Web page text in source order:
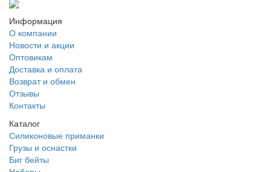
Информация
О компании
Новости и акции
Оптовикам
Доставка и оплата
Возврат и обмен
Отзывы
Контакты
Каталог
Силиконовые приманки
Грузы и оснастки
Биг бейты